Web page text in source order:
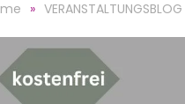
VERANSTALTUNGSBLOG